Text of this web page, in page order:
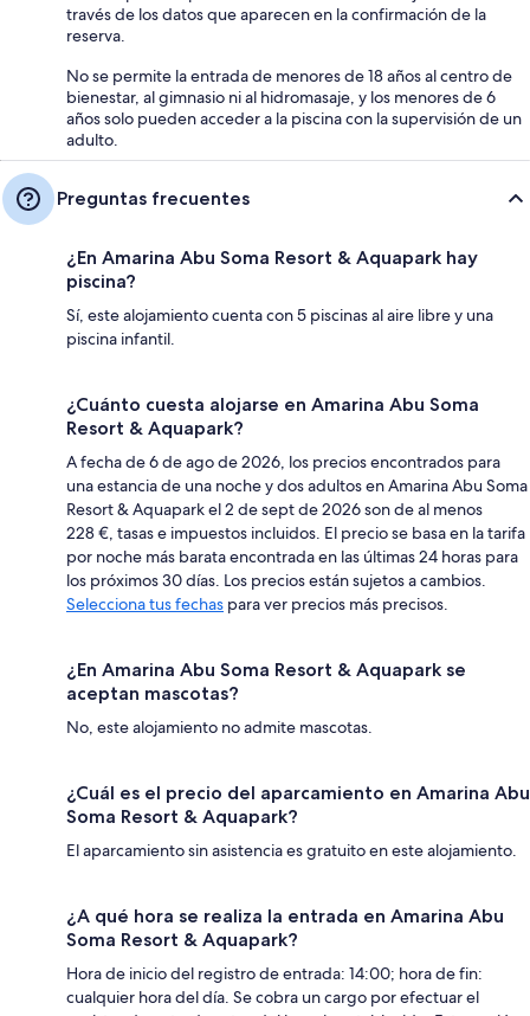
través de los datos que aparecen en la confirmación de la
reserva.
No se permite la entrada de menores de 18 años al centro de
bienestar, al gimnasio ni al hidromasaje, y los menores de 6
años solo pueden acceder a la piscina con la supervisión de un
adulto.
Preguntas frecuentes
¿En Amarina Abu Soma Resort & Aquapark hay
piscina?
Sí, este alojamiento cuenta con 5 piscinas al aire libre y una
piscina infantil.
¿Cuánto cuesta alojarse en Amarina Abu Soma
Resort & Aquapark?
A fecha de 6 de ago de 2026, los precios encontrados para
una estancia de una noche y dos adultos en Amarina Abu Soma
Resort & Aquapark el 2 de sept de 2026 son de al menos
228 €, tasas e impuestos incluidos. El precio se basa en la tarifa
por noche más barata encontrada en las últimas 24 horas para
los próximos 30 días. Los precios están sujetos a cambios.
Selecciona tus fechas para ver precios más precisos.
¿En Amarina Abu Soma Resort & Aquapark se
aceptan mascotas?
No, este alojamiento no admite mascotas.
¿Cuál es el precio del aparcamiento en Amarina Abu
Soma Resort & Aquapark?
El aparcamiento sin asistencia es gratuito en este alojamiento.
¿A qué hora se realiza la entrada en Amarina Abu
Soma Resort & Aquapark?
Hora de inicio del registro de entrada: 14:00; hora de fin:
cualquier hora del día. Se cobra un cargo por efectuar el